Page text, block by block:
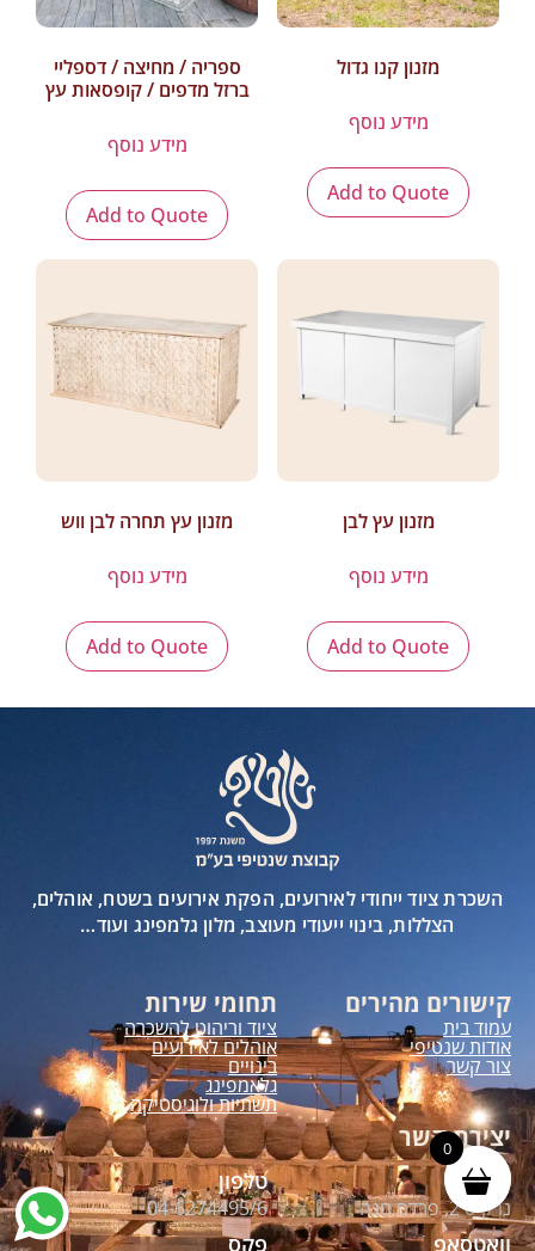
מזנון קנו גדול
מידע נוסף
Add to Quote
ספריה / מחיצה / דספליי
ברזל מדפים / קופסאות עץ
מידע נוסף
Add to Quote
מזנון עץ לבן
מידע נוסף
Add to Quote
מזנון עץ תחרה לבן ווש
מידע נוסף
Add to Quote
השכרת ציוד ייחודי לאירועים, הפקת אירועים בשטח, אוהלים,
הצללות, בינוי ייעודי מעוצב, מלון גלמפינג ועוד…
קישורים מהירים
עמוד בית
אודות שנטיפי
צור קשר
תחומי שירות
ציוד וריהוט להשכרה
אוהלים לאירועים
בינויים
גלאמפינג
תשתיות ולוגיסטיקה
יצירת קשר
כתובת
נרקיס 2, פרדס חנה
טלפון
04-6274495/6
וואטסאפ פקס
0
0